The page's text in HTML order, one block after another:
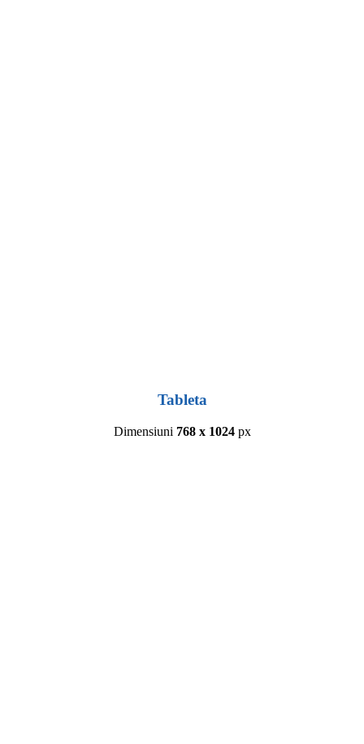
Tableta
Dimensiuni 768 x 1024px